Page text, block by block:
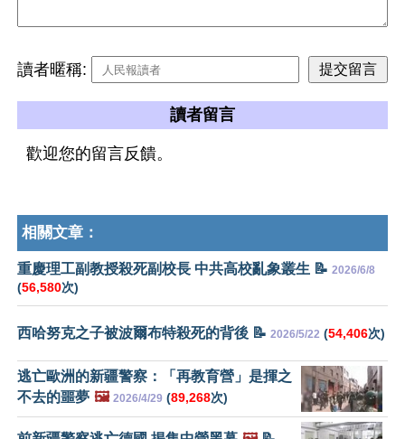
讀者暱稱:
讀者留言
歡迎您的留言反饋。
相關文章：
重慶理工副教授殺死副校長 中共高校亂象叢生 📝 2026/6/8
(56,580次)
西哈努克之子被波爾布特殺死的背後 📝 2026/5/22 (54,406次)
逃亡歐洲的新疆警察：「再教育營」是揮之
不去的噩夢 🖼️ 2026/4/29 (89,268次)